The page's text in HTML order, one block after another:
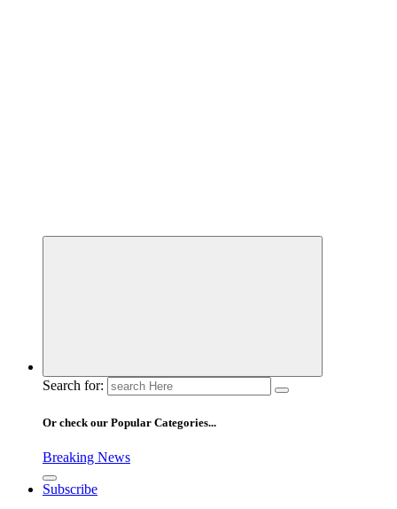
Search for:
Or check our Popular Categories...
Breaking News
Subscribe